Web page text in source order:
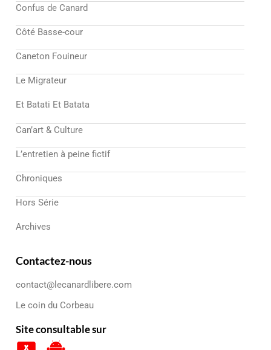
Confus de Canard
Côté Basse-cour
Caneton Fouineur
Le Migrateur
Et Batati Et Batata
Can’art & Culture
L’entretien à peine fictif
Chroniques
Hors Série
Archives
Contactez-nous
contact@lecanardlibere.com
Le coin du Corbeau
Site consultable sur